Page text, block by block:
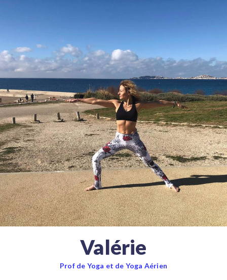
Valérie
Prof de Yoga et de Yoga Aérien